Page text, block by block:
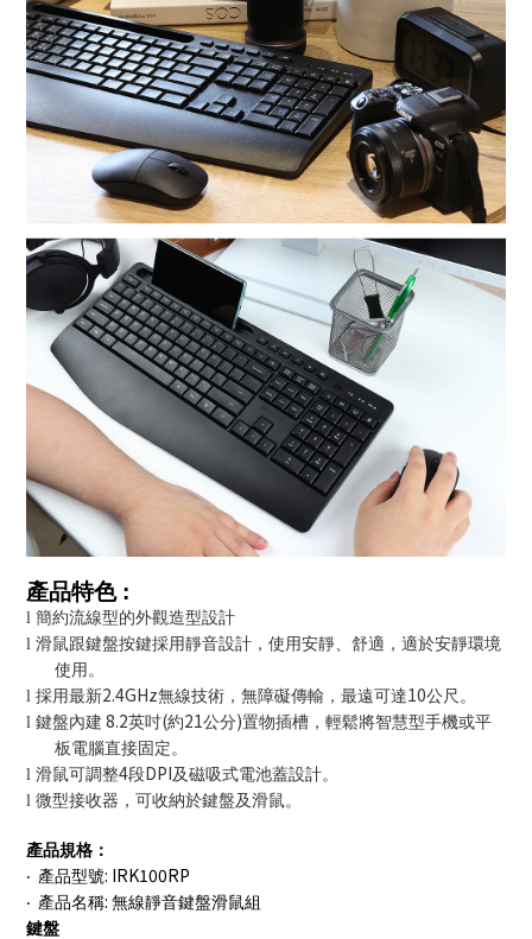
產品特色:
l 簡約流線型的外觀造型設計
l 滑鼠跟鍵盤按鍵採用靜音設計， 使用安靜、舒適， 適於安靜環境
使用。
l 採用最新2.4GHz無線技術 ， 無障礙傳輸 ， 最遠可達10公尺。
l 鍵盤內建 8.2英吋(約21公分)置物插槽，輕鬆將智慧型手機或平
板電腦直接固定。
l 滑鼠可調整4段DPI及磁吸式電池蓋設計。
l 微型接收器，可收納於鍵盤及滑鼠 。
產品規格：
‧ 產品型號: IRK100RP
‧ 產品名稱: 無線靜音鍵盤滑鼠組
鍵盤